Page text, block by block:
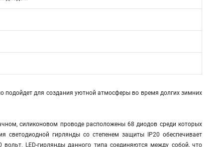
для создания уютной атмосферы во время долгих зимних
силиконовом проводе расположены 68 диодов среди которых
гирлянды со степенем защиты IP20 обеспечивает
LED-гирлянды данного типа соединяются между собой, что